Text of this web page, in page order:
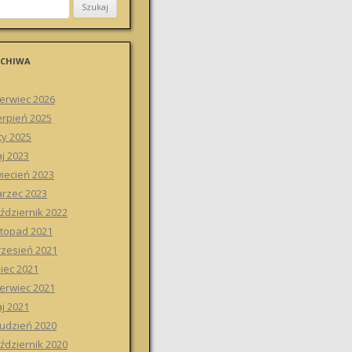
2026
2025
2025
2023
2023
2023
2022
2021
2021
2021
2021
2021
2020
2020